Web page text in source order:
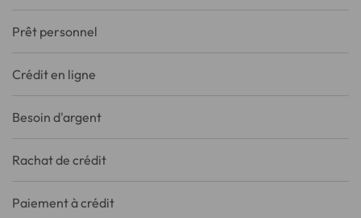
Prêt personnel
Crédit en ligne
Besoin d'argent
Rachat de crédit
Paiement à crédit